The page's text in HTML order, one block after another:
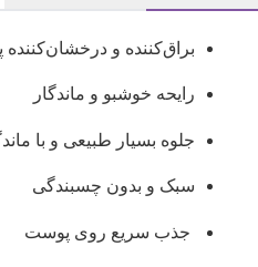
براق‌کننده و
رایحه خوشبو و ماندگار
جلوه بسیار طبیعی و با
سبک و بدون چسبندگی
جذب سریع روی پوست